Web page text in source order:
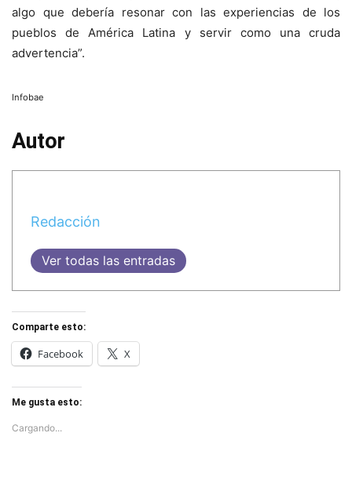
algo que debería resonar con las experiencias de los
pueblos de América Latina y servir como una cruda
advertencia”.
Infobae
Autor
Redacción
Ver todas las entradas
Comparte esto:
Facebook X
Me gusta esto:
Cargando...